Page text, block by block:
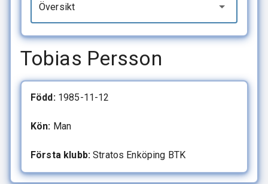
Översikt
Tobias Persson
Född:1985-11-12
Kön: Man
Första klubb:Stratos Enköping BTK